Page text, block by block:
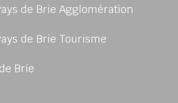
de Brie Agglomération
de Brie Tourisme
Brie